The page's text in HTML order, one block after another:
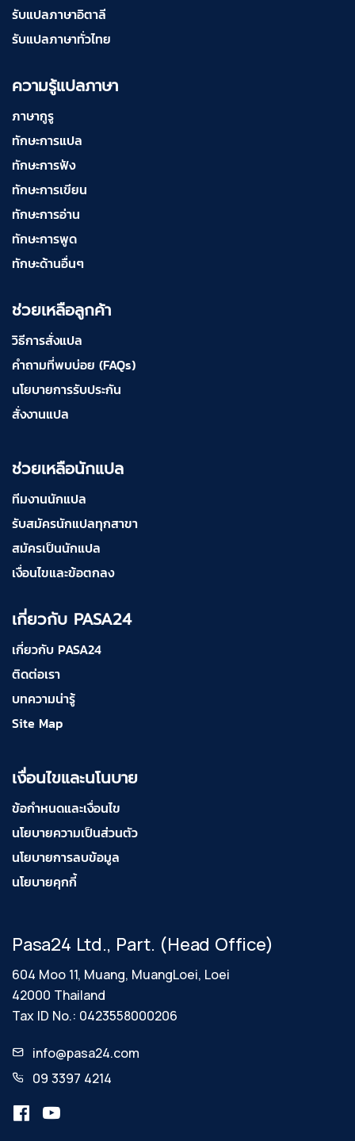
รับแปลภาษาอิตาลี
รับแปลภาษาทั่วไทย
ความรู้แปลภาษา
ภาษากูรู
ทักษะการแปล
ทักษะการฟัง
ทักษะการเขียน
ทักษะการอ่าน
ทักษะการพูด
ทักษะด้านอื่นๆ
ช่วยเหลือลูกค้า
วิธีการสั่งแปล
คำถามที่พบบ่อย (FAQs)
นโยบายการรับประกัน
สั่งงานแปล
ช่วยเหลือนักแปล
ทีมงานนักแปล
รับสมัครนักแปลทุกสาขา
สมัครเป็นนักแปล
เงื่อนไขและข้อตกลง
เกี่ยวกับ PASA24
เกี่ยวกับ PASA24
ติดต่อเรา
บทความน่ารู้
Site Map
เงื่อนไขและนโนบาย
ข้อกำหนดและเงื่อนไข
นโยบายความเป็นส่วนตัว
นโยบายการลบข้อมูล
นโยบายคุกกี้
Pasa24 Ltd., Part. (Head Office)
604 Moo 11, Muang, MuangLoei, Loei
42000 Thailand
Tax ID No.: 0423558000206
info@pasa24.com
09 3397 4214